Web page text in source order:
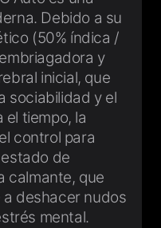
Debido a su
(50% índica /
y
inicial, que
sociabilidad y el
el tiempo, la
control para
de
calmante, que
deshacer nudos
mental.